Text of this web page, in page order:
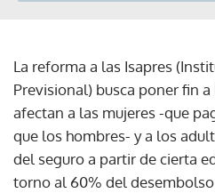
La reforma a las Isapres
Previsional) busca poner fin
afectan a las mujeres -que
que los hombres- y a los
del seguro a partir de cierta
torno al 60% del